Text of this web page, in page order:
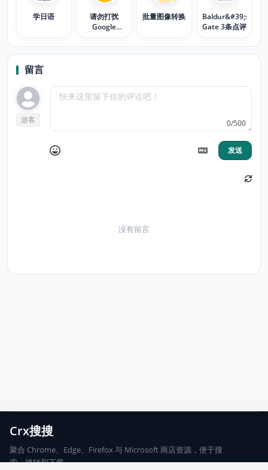
学日语
请勿打扰
Google
批量图像转换
Baldur&#39;s
Gate 3条点评
留言
游客 0/500
发送
没有留言
Crx搜搜
聚合 Chrome、Edge、Firefox 与 Microsoft 商店资源，便于搜
索、跳转和下载。